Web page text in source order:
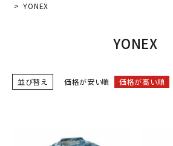
ようこそ ゲスト 様
person 会員登録
YONEX
YONEX
並び替え 価格が安い順 価格が高い順